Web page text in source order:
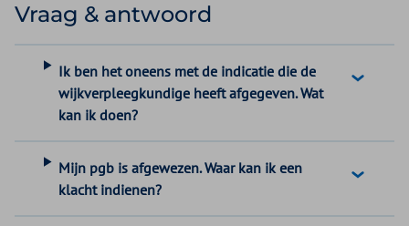
Vraag & antwoord
Ik ben het oneens met de indicatie die de
wijkverpleegkundige heeft afgegeven. Wat
kan ik doen?
Mijn pgb is afgewezen. Waar kan ik een
klacht indienen?